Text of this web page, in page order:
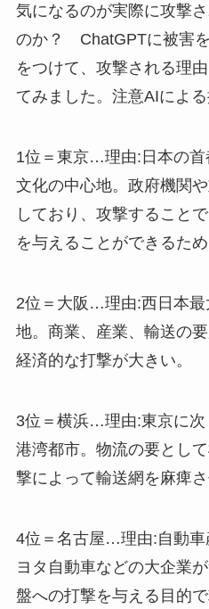
気になるのが実際に攻撃
のか？ ChatGPTに被害
をつけて、攻撃される理
てみました。注意AIによる
1位＝東京…理由:日本の首
文化の中心地。政府機関
しており、攻撃すること
を与えることができるため
2位＝大阪…理由:西日本
地。商業、産業、輸送の
経済的な打撃が大きい。
3位＝横浜…理由:東京に
港湾都市。物流の要とし
撃によって輸送網を麻痺
4位＝名古屋…理由:自動車
ヨタ自動車などの大企業
盤への打撃を与える目的